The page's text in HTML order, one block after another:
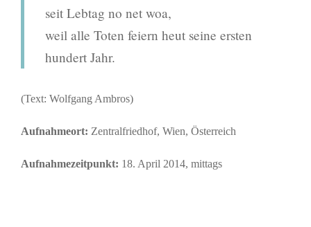
seit Lebtag no net woa,
weil alle Toten feiern heut seine ersten
hundert Jahr.
(Text: Wolfgang Ambros)
Aufnahmeort: Zentralfriedhof, Wien, Österreich
Aufnahmezeitpunkt: 18. April 2014, mittags